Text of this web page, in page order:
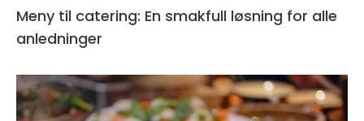
Meny til catering: En smakfull løsning for alle
anledninger